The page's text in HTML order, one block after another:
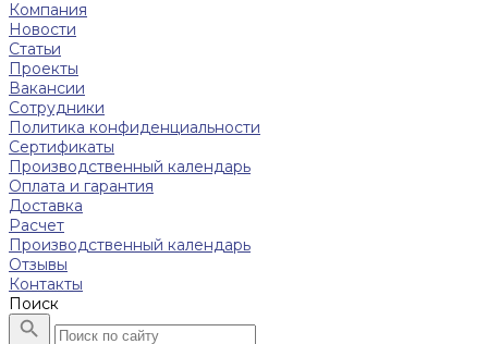
Компания
Новости
Статьи
Проекты
Вакансии
Сотрудники
Политика конфиденциальности
Сертификаты
Производственный календарь
Оплата и гарантия
Доставка
Расчет
Производственный календарь
Отзывы
Контакты
Поиск